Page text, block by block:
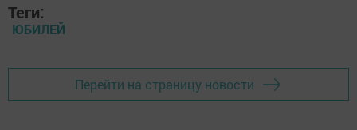
Теги:
ЮБИЛЕЙ
Перейти на страницу новости